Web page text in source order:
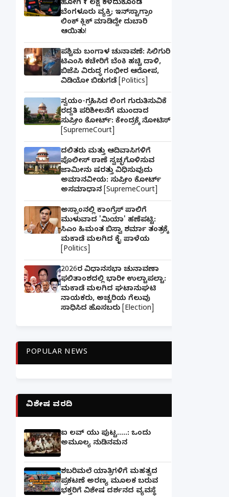
ಹೋಗಿ ₹1 ಲಕ್ಷ ಕಳೆದುಕೊಂಡ
ಬೆಂಗಳೂರು ವ್ಯಕ್ತಿ; ಇನ್‌ಸ್ಟಾಗ್ರಾಂ
ಲಿಂಕ್ ಕ್ಲಿಕ್ ಮಾಡಿದ್ದೇ ದುಬಾರಿ
ಆಯಿತು!
ಪಶ್ಚಿಮ ಬಂಗಾಳ ಚುನಾವಣೆ: ಸಿಲಿಗುರಿ
ಟಿಎಂಸಿ ಕಚೇರಿಗೆ ಬೆಂಕಿ ಹಚ್ಚಿ ದಾಳಿ,
ಬಿಜೆಪಿ ವಿರುದ್ಧ ಗಂಭೀರ ಆರೋಪ,
ವಿಡಿಯೋ ಬಿಡುಗಡೆ [Politics]
ಸ್ವಯಂ-ಗ್ರಹಿಸಿದ ಲಿಂಗ ಗುರುತಿಸುವಿಕೆ
ರದ್ದತಿ ಪರಿಶೀಲನೆಗೆ ಮುಂದಾದ
ಸುಪ್ರೀಂ ಕೋರ್ಟ್: ಕೇಂದ್ರಕ್ಕೆ ನೋಟಿಸ್
[SupremeCourt]
ದಲಿತರು ಮತ್ತು ಆದಿವಾಸಿಗಳಿಗೆ
ಪೊಲೀಸ್ ಠಾಣೆ ಸ್ವಚ್ಛಗೊಳಿಸುವ
ಜಾಮೀನು ಷರತ್ತು ವಿಧಿಸುವುದು
ಅಮಾನವೀಯ: ಸುಪ್ರೀಂ ಕೋರ್ಟ್
ಅಸಮಾಧಾನ [SupremeCourt]
ಅಸ್ಸಾಂನಲ್ಲಿ ಕಾಂಗ್ರೆಸ್ ಪಾಲಿಗೆ
ಮುಳುವಾದ 'ಮಿಯಾ' ಹಣೆಪಟ್ಟಿ:
ಸಿಎಂ ಹಿಮಂತ ಬಿಸ್ವಾ ಶರ್ಮಾ ತಂತ್ರಕ್ಕೆ
ಮಕಾಡೆ ಮಲಗಿದ ಕೈ ಪಾಳೆಯ
[Politics]
2026ರ ವಿಧಾನಸಭಾ ಚುನಾವಣಾ
ಫಲಿತಾಂಶದಲ್ಲಿ ಭಾರೀ ಉಲ್ಟಾಪಲ್ಟಾ:
ಮಕಾಡೆ ಮಲಗಿದ ಘಟಾನುಘಟಿ
ನಾಯಕರು, ಅಚ್ಚರಿಯ ಗೆಲುವು
ಸಾಧಿಸಿದ ಹೊಸಬರು [Election]
POPULAR NEWS
ವಿಶೇಷ ವರದಿ
ಐ ಲವ್ ಯು ಪುಟ್ಟ.....: ಒಂದು
ಅಮೂಲ್ಯ ನುಡಿನಮನ
ಶಬರಿಮಲೆ ಯಾತ್ರಿಗಳಿಗೆ ಮಹತ್ವದ
ಪ್ರಕಟಣೆ ಅರಣ್ಯ ಮೂಲಕ ಬರುವ
ಭಕ್ತರಿಗೆ ವಿಶೇಷ ದರ್ಶನದ ವ್ಯವಸ್ಥೆ